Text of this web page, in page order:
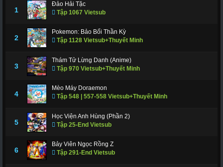
1
Đảo Hải Tặc
Tập 1067 Vietsub
2
Pokemon: Bảo Bối Thần Kỳ
Tập 1128 Vietsub+Thuyết Minh
3
Thám Tử Lừng Danh (Anime)
Tập 970 Vietsub+Thuyết Minh
4
Mèo Máy Doraemon
Tập 548 | 557-558 Vietsub+Thuyết Minh
5
Học Viện Anh Hùng (Phần 2)
Tập 25-End Vietsub
6
Bảy Viên Ngọc Rồng Z
Tập 291-End Vietsub